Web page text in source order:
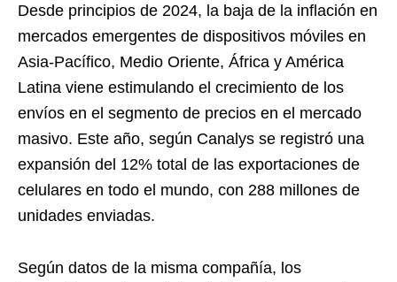
Desde principios de 2024, la baja de la inflación en
mercados emergentes de dispositivos móviles en
Asia-Pacífico, Medio Oriente, África y América
Latina viene estimulando el crecimiento de los
envíos en el segmento de precios en el mercado
masivo. Este año, según Canalys se registró una
expansión del 12% total de las exportaciones de
celulares en todo el mundo, con 288 millones de
unidades enviadas.
Según datos de la misma compañía, los